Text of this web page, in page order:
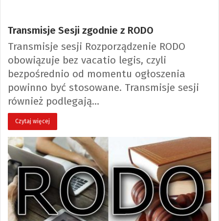
Transmisje Sesji zgodnie z RODO
Transmisje sesji Rozporządzenie RODO
obowiązuje bez vacatio legis, czyli
bezpośrednio od momentu ogłoszenia
powinno być stosowane. Transmisje sesji
również podlegają…
Czytaj więcej